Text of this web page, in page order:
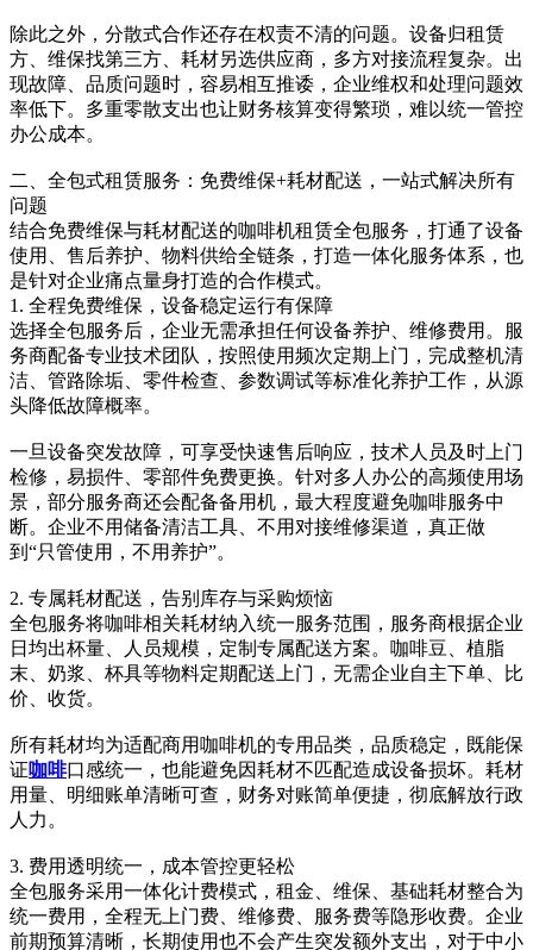
除此之外，分散式合作还存在权责不清的问题。设备归租赁
方、维保找第三方、耗材另选供应商，多方对接流程复杂。出
现故障、品质问题时，容易相互推诿，企业维权和处理问题效
率低下。多重零散支出也让财务核算变得繁琐，难以统一管控
办公成本。
二、全包式租赁服务：免费维保+耗材配送，一站式解决所有
问题
结合免费维保与耗材配送的咖啡机租赁全包服务，打通了设备
使用、售后养护、物料供给全链条，打造一体化服务体系，也
是针对企业痛点量身打造的合作模式。
1. 全程免费维保，设备稳定运行有保障
选择全包服务后，企业无需承担任何设备养护、维修费用。服
务商配备专业技术团队，按照使用频次定期上门，完成整机清
洁、管路除垢、零件检查、参数调试等标准化养护工作，从源
头降低故障概率。
一旦设备突发故障，可享受快速售后响应，技术人员及时上门
检修，易损件、零部件免费更换。针对多人办公的高频使用场
景，部分服务商还会配备备用机，最大程度避免咖啡服务中
断。企业不用储备清洁工具、不用对接维修渠道，真正做
到“只管使用，不用养护”。
2. 专属耗材配送，告别库存与采购烦恼
全包服务将咖啡相关耗材纳入统一服务范围，服务商根据企业
日均出杯量、人员规模，定制专属配送方案。咖啡豆、植脂
末、奶浆、杯具等物料定期配送上门，无需企业自主下单、比
价、收货。
所有耗材均为适配商用咖啡机的专用品类，品质稳定，既能保
证咖啡口感统一，也能避免因耗材不匹配造成设备损坏。耗材
用量、明细账单清晰可查，财务对账简单便捷，彻底解放行政
人力。
3. 费用透明统一，成本管控更轻松
全包服务采用一体化计费模式，租金、维保、基础耗材整合为
统一费用，全程无上门费、维修费、服务费等隐形收费。企业
前期预算清晰，长期使用也不会产生突发额外支出，对于中小